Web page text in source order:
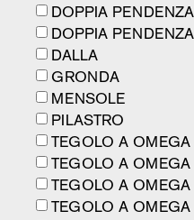
DOPPIA
DOPPIA
DALLA
GRONDA
MENSOLE
PILASTRO
TEGOLO A OMEGA
TEGOLO A OMEGA
TEGOLO A OMEGA
TEGOLO A OMEGA